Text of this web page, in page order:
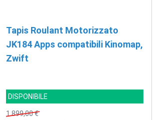
Tapis Roulant Motorizzato
JK184 Apps compatibili Kinomap,
Zwift
DISPONIBILE
1.899,00 €